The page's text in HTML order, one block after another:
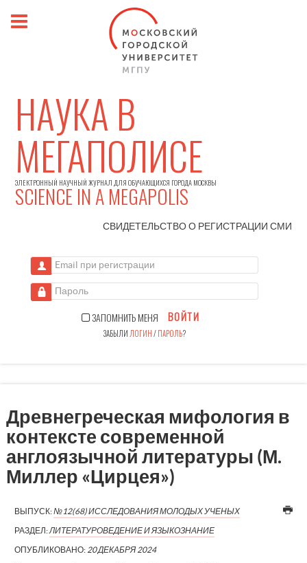
НАУКА В
МЕГАПОЛИСЕ
ЭЛЕКТРОННЫЙ НАУЧНЫЙ ЖУРНАЛ ДЛЯ ОБУЧАЮЩИХСЯ ГОРОДА МОСКВЫ
SCIENCE IN A MEGAPOLIS
СВИДЕТЕЛЬСТВО О РЕГИСТРАЦИИСМИ
Email при регистрации
Пароль
ЗАПОМНИТЬ МЕНЯ ВОЙТИ
ЗАБЫЛИ ЛОГИН/ПАРОЛЬ?
Древнегреческая мифология в
контексте современной
англоязычной литературы (М.
Миллер «Цирцея»)
ВЫПУСК:№12(68) ИССЛЕДОВАНИЯ МОЛОДЫХ УЧЕНЫХ
РАЗДЕЛ:ЛИТЕРАТУРОВЕДЕНИЕ И ЯЗЫКОЗНАНИЕ
ОПУБЛИКОВАНО: 20 ДЕКАБРЯ 2024